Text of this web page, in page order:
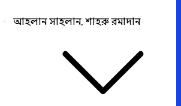
আহলান সাহলান, শাহরু রমাদান